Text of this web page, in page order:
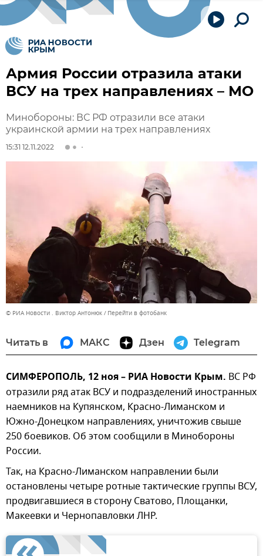
Армия России отразила атаки
ВСУ на трех направлениях – МО
Минобороны: ВС РФ отразили все атаки
украинской армии на трех направлениях
15:31 12.11.2022
© РИА Новости . Виктор Антонюк Перейти в фотобанк
Читать в МАКС Дзен Telegram
СИМФЕРОПОЛЬ, 12 ноя – РИА Новости Крым. ВС РФ
отразили ряд атак ВСУ и подразделений иностранных
наемников на Купянском, Красно-Лиманском и
Южно-Донецком направлениях, уничтожив свыше
250 боевиков. Об этом сообщили в Минобороны
России.
Так, на Красно-Лиманском направлении были
остановлены четыре ротные тактические группы ВСУ,
продвигавшиеся в сторону Сватово, Площанки,
Макеевки и Чернопавловки ЛНР.